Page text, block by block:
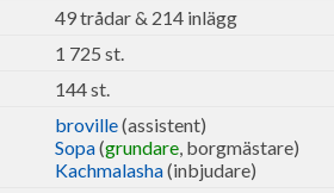
49 trådar & 214 inlägg
1 725 st.
144 st.
broville(assistent)
Sopa(grundare, borgmästare)
Kachmalasha(inbjudare)